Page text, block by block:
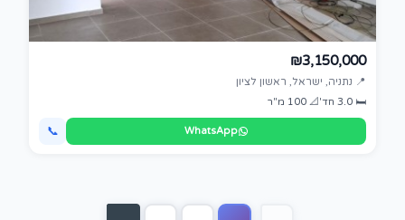
₪3,150,000
📍 נתניה, ישראל, ראשון לציון
🛏 3.0 חד' 📐 100 מ"ר
WhatsApp
📞